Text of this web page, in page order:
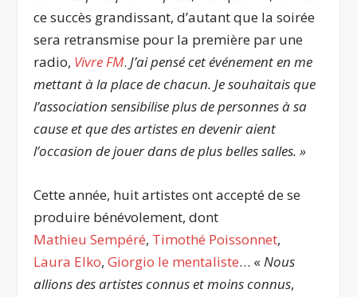
ce succès grandissant, d’autant que la soirée
sera retransmise pour la première par une
radio, Vivre FM.J’ai pensé cet événement en me
mettant à la place de chacun. Je souhaitais que
l’association sensibilise plus de personnes à sa
cause et que des artistes en devenir aient
l’occasion de jouer dans de plus belles salles. »
Cette année, huit artistes ont accepté de se
produire bénévolement, dont
Mathieu Sempéré, Timothé Poissonnet,
Laura Elko,Giorgio le mentaliste… «Nous
allions des artistes connus et moins connus,